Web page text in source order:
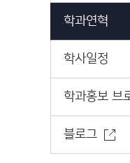
학과연혁
학사일정
학과홍보 브
블로그